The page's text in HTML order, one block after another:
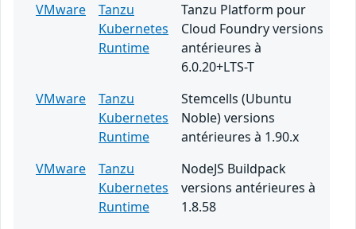
VMware
Tanzu
Kubernetes
Runtime
Tanzu Platform pour
Cloud Foundry versions
antérieures à
6.0.20+LTS-T
VMware
Tanzu
Kubernetes
Runtime
Stemcells (Ubuntu
Noble) versions
antérieures à 1.90.x
VMware
Tanzu
Kubernetes
Runtime
NodeJS Buildpack
versions antérieures à
1.8.58